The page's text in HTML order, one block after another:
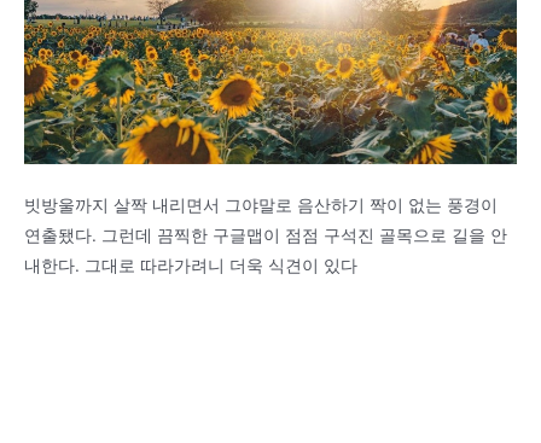
빗방울까지 살짝 내리면서 그야말로 음산하기 짝이 없는 풍경이
연출됐다. 그런데 끔찍한 구글맵이 점점 구석진 골목으로 길을 안
내한다. 그대로 따라가려니 더욱 식견이 있다